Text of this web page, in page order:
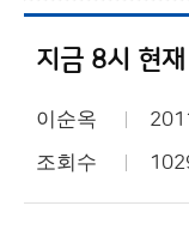
지금 8시 현
이순옥
조회수